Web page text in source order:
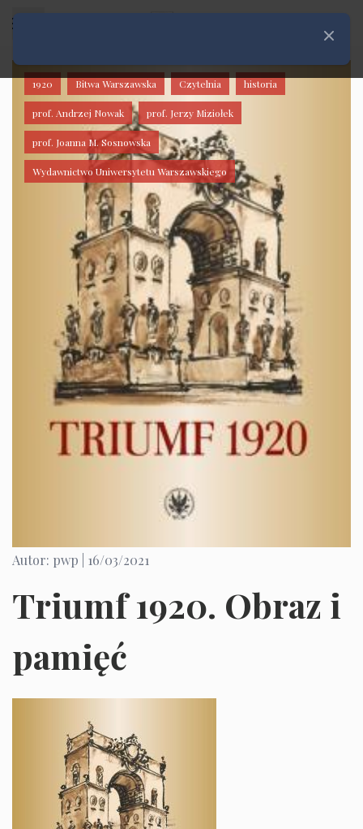
1920 Bitwa Warszawska Czytelnia historia
prof. Andrzej Nowak prof. Jerzy Miziołek
prof. Joanna M. Sosnowska
Wydawnictwo Uniwersytetu Warszawskiego
Autor: pwp | 16/03/2021
Triumf 1920. Obraz i
pamięć
Zamknij